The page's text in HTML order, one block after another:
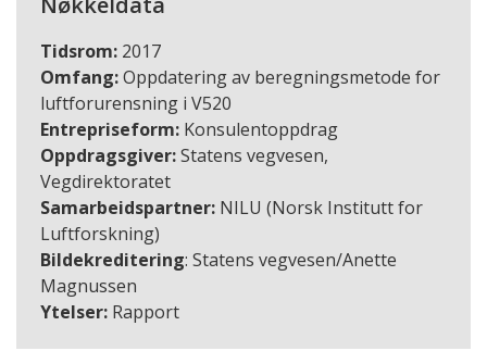
Tidsrom: 2017
Omfang:Oppdatering av beregningsmetode for
luftforurensning i V520
Entrepriseform: Konsulentoppdrag
Oppdragsgiver:Statens vegvesen,
Vegdirektoratet
Samarbeidspartner: NILU (Norsk Institutt for
Luftforskning)
Bildekreditering: Statens vegvesen/Anette
Magnussen
Ytelser: Rapport